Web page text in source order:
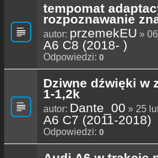
tempomat
rozpoznawanie
autor: przemekEU »
A6 C8 (2018- )
Odpowiedzi: 0
Dziwne dźwięki w
1-1,2k
autor: Dante_00 » 25
A6 C7 (2011-2018)
Odpowiedzi: 0